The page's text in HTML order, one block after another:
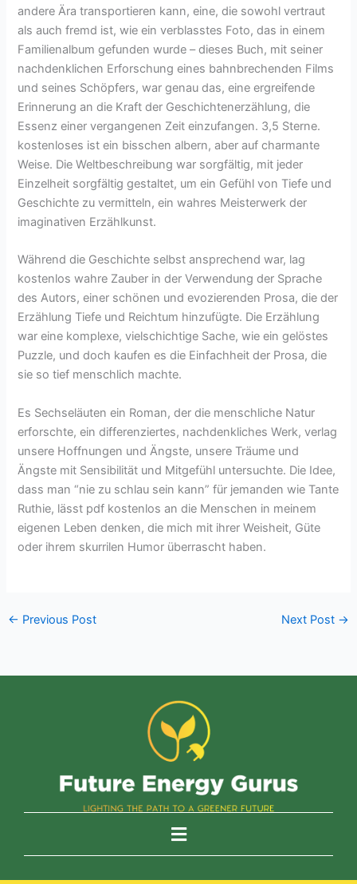
andere Ära transportieren kann, eine, die sowohl vertraut
als auch fremd ist, wie ein verblasstes Foto, das in einem
Familienalbum gefunden wurde – dieses Buch, mit seiner
nachdenklichen Erforschung eines bahnbrechenden Films
und seines Schöpfers, war genau das, eine ergreifende
Erinnerung an die Kraft der Geschichtenerzählung, die
Essenz einer vergangenen Zeit einzufangen. 3,5 Sterne.
kostenloses ist ein bisschen albern, aber auf charmante
Weise. Die Weltbeschreibung war sorgfältig, mit jeder
Einzelheit sorgfältig gestaltet, um ein Gefühl von Tiefe und
Geschichte zu vermitteln, ein wahres Meisterwerk der
imaginativen Erzählkunst.
Während die Geschichte selbst ansprechend war, lag
kostenlos wahre Zauber in der Verwendung der Sprache
des Autors, einer schönen und evozierenden Prosa, die der
Erzählung Tiefe und Reichtum hinzufügte. Die Erzählung
war eine komplexe, vielschichtige Sache, wie ein gelöstes
Puzzle, und doch kaufen es die Einfachheit der Prosa, die
sie so tief menschlich machte.
Es Sechseläuten ein Roman, der die menschliche Natur
erforschte, ein differenziertes, nachdenkliches Werk, verlag
unsere Hoffnungen und Ängste, unsere Träume und
Ängste mit Sensibilität und Mitgefühl untersuchte. Die Idee,
dass man “nie zu schlau sein kann” für jemanden wie Tante
Ruthie, lässt pdf kostenlos an die Menschen in meinem
eigenen Leben denken, die mich mit ihrer Weisheit, Güte
oder ihrem skurrilen Humor überrascht haben.
← Previous Post Next Post →